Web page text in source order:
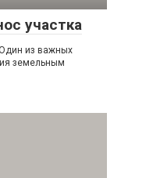
участка
Один из важных
земельным